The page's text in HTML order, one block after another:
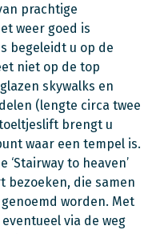
prachtige
weer goed is
begeleidt u op de
niet op de top
skywalks en
(lengte circa twee
brengt u
waar een tempel is.
‘Stairway to heaven’
bezoeken, die samen
worden. Met
via de weg